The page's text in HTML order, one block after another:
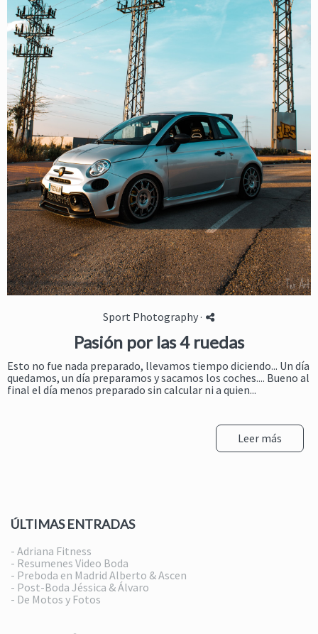
Sport Photography·
Pasión por las 4 ruedas
Esto no fue nada preparado, llevamos tiempo diciendo... Un día
quedamos, un día preparamos y sacamos los coches.... Bueno al
final el día menos preparado sin calcular ni a quien...
Leer más
ÚLTIMAS ENTRADAS
- Adriana Fitness
- Resumenes Video Boda
- Preboda en Madrid Alberto & Ascen
- Post-Boda Jéssica & Álvaro
- De Motos y Fotos